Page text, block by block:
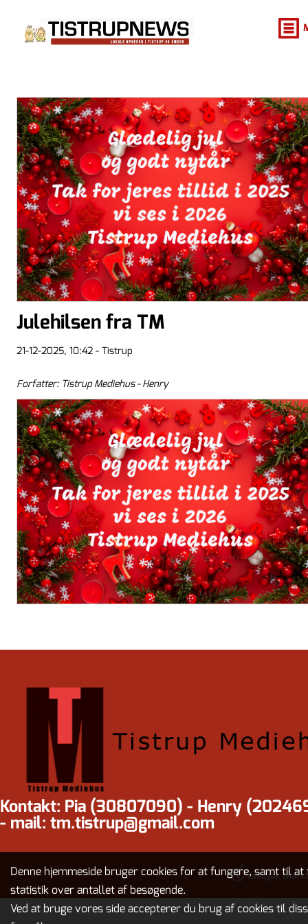
Julehilsen fra TM
21-12-2025, 10:42 - Tistrup
Forfatter: Tistrup Mediehus - Henry
Kontakt: Pia (30807090) - Henry
- mail: tm.tistrup@gmail.com
Denne hjemmeside bruger cookies for at fungere, samt til at
statistik over antallet af besøgende.
Ved at bruge vores side accepterer du brug af cookies til